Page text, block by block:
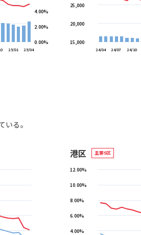
0.00%
2.00%
4.00%
25/01 25/04
15,000
20,000
25,000
24/04 24/07 24/10
る。
港区 主要5区
4.00%
6.00%
8.00%
10.00%
12.00%